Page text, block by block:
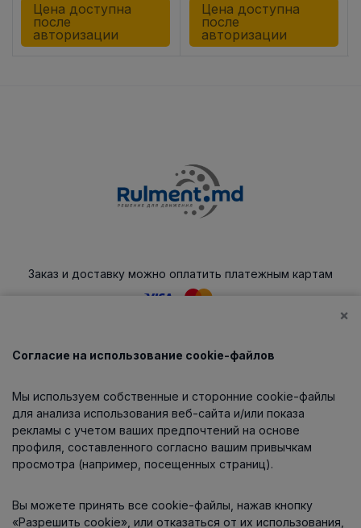
Цена доступна
после
авторизации
Цена доступна
после
авторизации
Заказ и доставку можно оплатить платежным картам
Каталог
О компании
Информация
Контакты
×
Согласие на использование cookie-файлов
Мы используем собственные и сторонние cookie-файлы
для анализа использования веб-сайта и/или показа
рекламы с учетом ваших предпочтений на основе
профиля, составленного согласно вашим привычкам
просмотра (например, посещенных страниц).
Вы можете принять все cookie-файлы, нажав кнопку
«Разрешить cookie», или отказаться от их использования,